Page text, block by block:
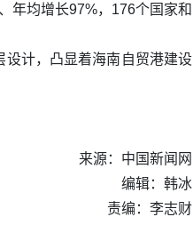
年均增长97%，176个国家和
设计，凸显着海南自贸港建设
来源：中国新闻网
编辑：韩冰
责编：李志财